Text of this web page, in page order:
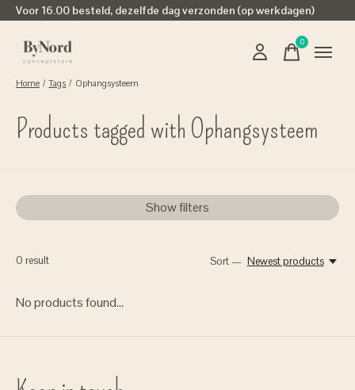
Voor 16.00 besteld, dezelfde dag verzonden (op werkdagen)
0items
Home / Tags / Ophangsysteem
Products tagged with Ophangsysteem
Show filters
0 result Sort — Newest products
No products found...